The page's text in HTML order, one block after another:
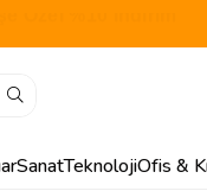
SanatTeknolojiOfis &